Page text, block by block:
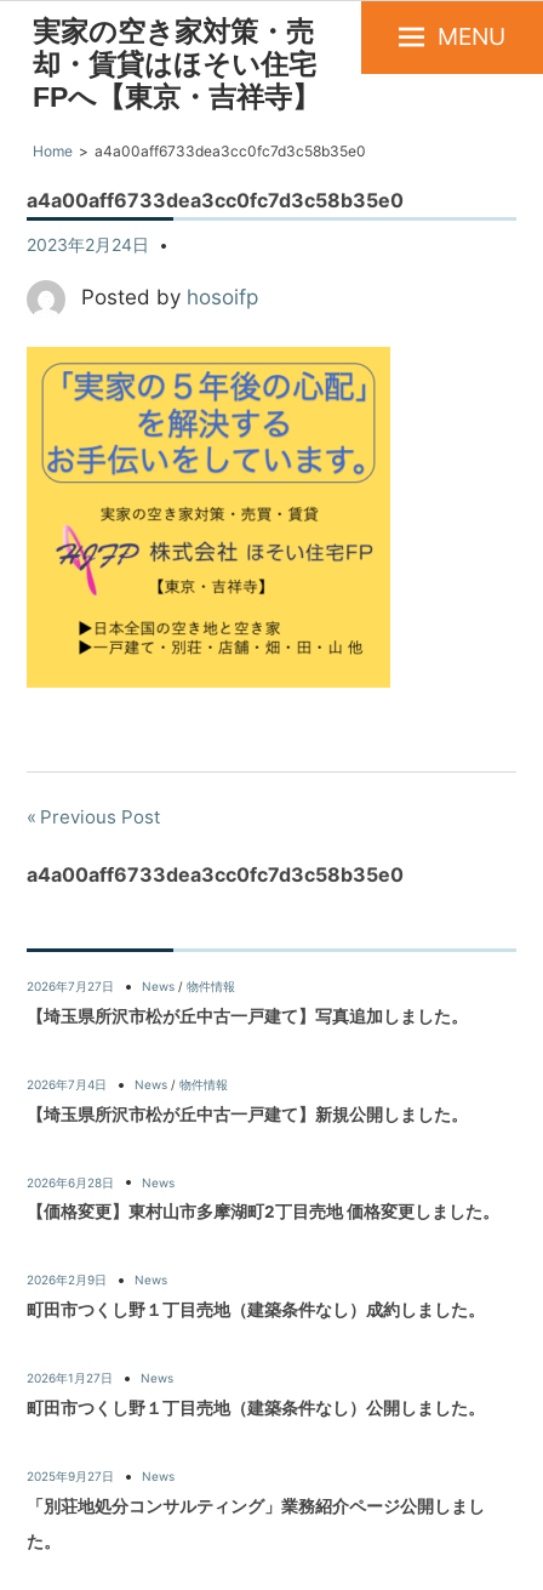
実家の空き家対策・売
却・賃貸はほそい住宅
FPへ【東京・吉祥寺】
MENU
Home a4a00aff6733dea3cc0fc7d3c58b35e0
a4a00aff6733dea3cc0fc7d3c58b35e0
2023年2月24日
Posted by hosoifp
Previous Post
a4a00aff6733dea3cc0fc7d3c58b35e0
2026年7月27日 News/ 物件情報
【埼玉県所沢市松が丘中古一戸建て】写真追加しました。
2026年7月4日 News/ 物件情報
【埼玉県所沢市松が丘中古一戸建て】新規公開しました。
2026年6月28日 News
【価格変更】東村山市多摩湖町2丁目売地 価格変更しました。
2026年2月9日 News
町田市つくし野１丁目売地（建築条件なし）成約しました。
2026年1月27日 News
町田市つくし野１丁目売地（建築条件なし）公開しました。
2025年9月27日 News
「別荘地処分コンサルティング」業務紹介ページ公開しまし
た。